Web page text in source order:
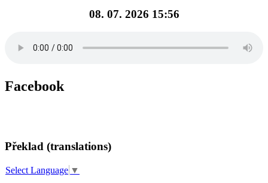
08. 07. 2026 15:56
Facebook
Překlad (translations)
Select Language ▼